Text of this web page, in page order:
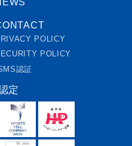
POLICY
POLICY
認証
定